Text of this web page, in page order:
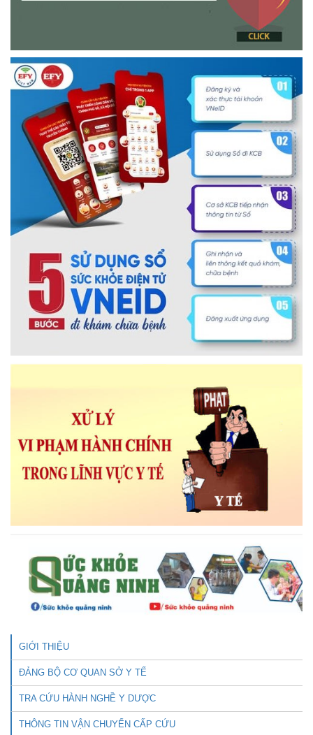
GIỚI THIỆU
ĐẢNG BỘ CƠ QUAN SỞ Y TẾ
TRA CỨU HÀNH NGHỀ Y DƯỢC
THÔNG TIN VẬN CHUYỂN CẤP CỨU